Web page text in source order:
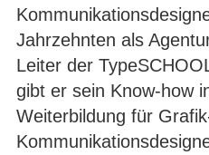
Jahrzehnten als
Leiter der
gibt er sein Know-how
Weiterbildung für